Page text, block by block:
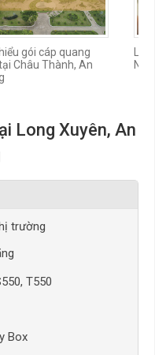
gói cáp quang
Châu Thành, An
Núi
Long Xuyên, An
trường
T550
Box